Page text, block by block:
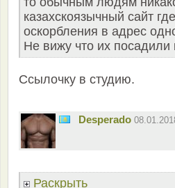
казахскоязычный сайт
оскорбления в адрес
Не вижу что их посадили
Ссылочку в студию.
Desperado
Раскрыть